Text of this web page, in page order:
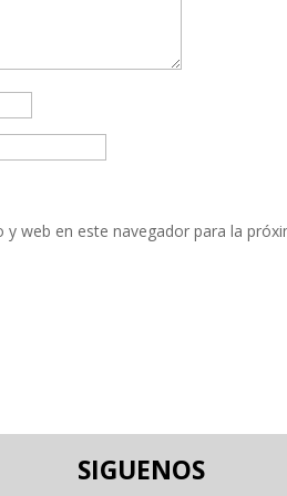
web en este navegador para la
SIGUENOS